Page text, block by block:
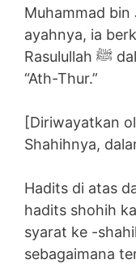
Muhammad bin
ayahnya, ia
Rasulullah ﷺ dalam shalat Maghrib membaca
“Ath-Thur.”
[Diriwayatkan
Shahihnya,
Hadits di atas
hadits shohih
syarat ke -
sebagaimana